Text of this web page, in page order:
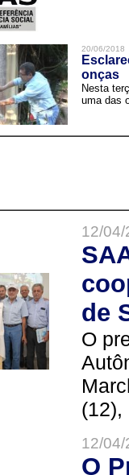
20/06/2018
onças
Nesta
uma das
12/
de
O
(12),
12/
O